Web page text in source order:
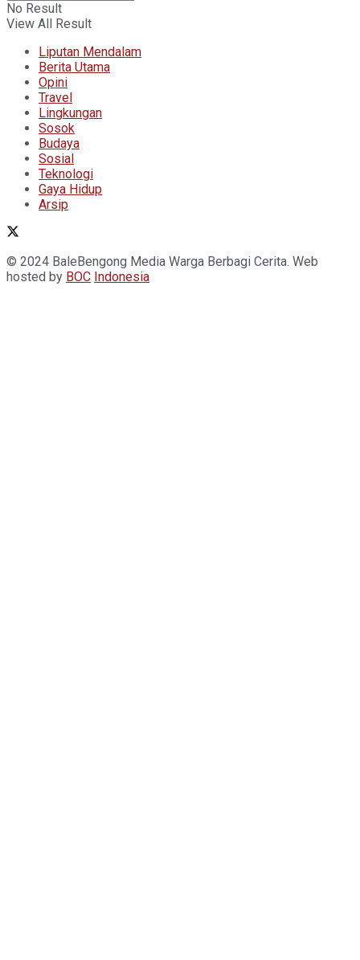
No Result
View All Result
Liputan Mendalam
Berita Utama
Opini
Travel
Lingkungan
Sosok
Budaya
Sosial
Teknologi
Gaya Hidup
Arsip
© 2024 BaleBengong Media Warga Berbagi Cerita. Web
hosted by BOC Indonesia